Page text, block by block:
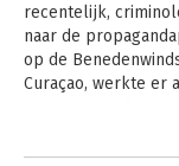
recentelijk,
naar de
op de
Curaçao, werkte er
inzake agressie- en